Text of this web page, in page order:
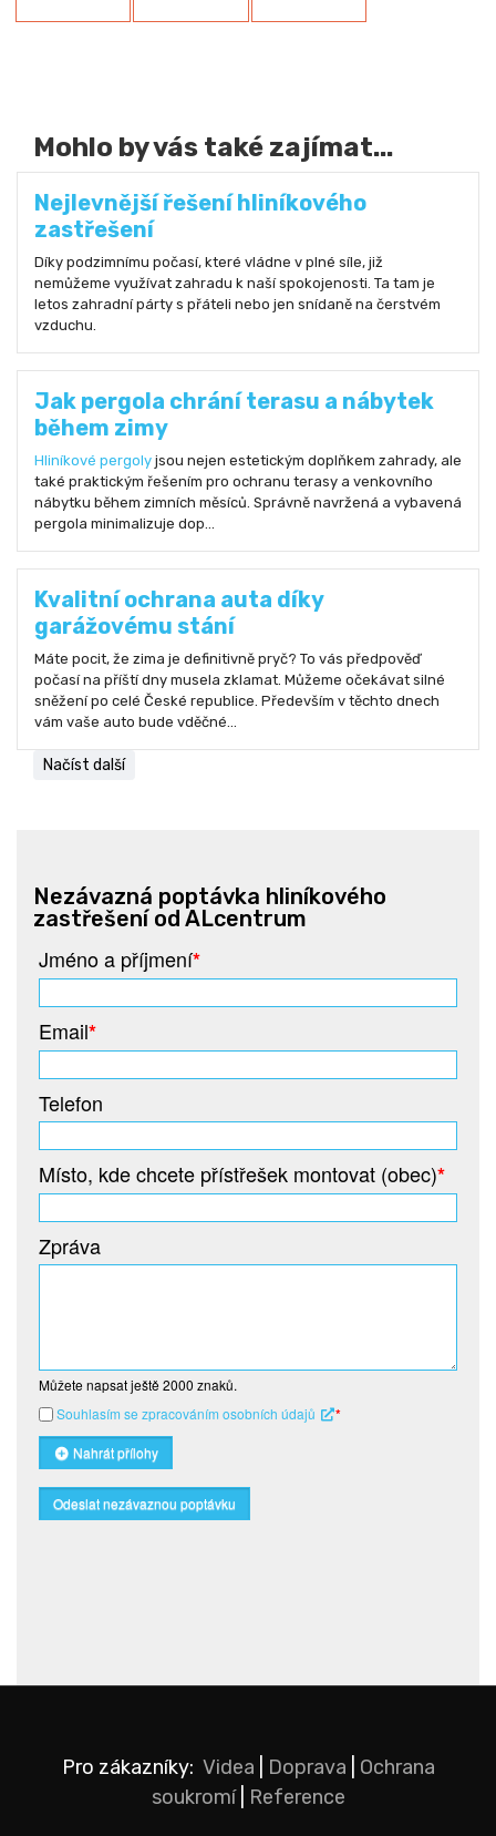
Mohlo by vás také zajímat...
Nejlevnější řešení hliníkového
zastřešení
Díky podzimnímu počasí, které vládne v plné síle, již
nemůžeme využívat zahradu k naší spokojenosti. Ta tam je
letos zahradní párty s přáteli nebo jen snídaně na čerstvém
vzduchu.
Jak pergola chrání terasu a nábytek
během zimy
Hliníkové pergoly jsou nejen estetickým doplňkem zahrady, ale
také praktickým řešením pro ochranu terasy a venkovního
nábytku během zimních měsíců. Správně navržená a vybavená
pergola minimalizuje dop...
Kvalitní ochrana auta díky
garážovému stání
Máte pocit, že zima je definitivně pryč? To vás předpověď
počasí na příští dny musela zklamat. Můžeme očekávat silné
sněžení po celé České republice. Především v těchto dnech
vám vaše auto bude vděčné...
Načíst další
Nezávazná poptávka hliníkového
zastřešení od ALcentrum
Jméno a příjmení*
Email*
Telefon
Místo, kde chcete přístřešek montovat (obec)*
Zpráva
Můžete napsat ještě2000 znaků.
Souhlasím se zpracováním osobních údajů
*
Nahrát přílohy
Odeslat nezávaznou poptávku
Pro zákazníky: Videa Doprava
Ochrana
soukromí| Reference